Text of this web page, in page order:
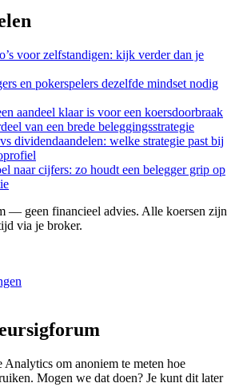
voor zelfstandigen: kijk verder dan je
en pokerspelers dezelfde mindset nodig
aandeel klaar is voor een koersdoorbraak
van een brede beleggingsstrategie
dividendaandelen: welke strategie past bij
naar cijfers: zo houdt een belegger grip op
— geen financieel advies. Alle koersen zijn
via je broker.
om anoniem te meten hoe
Mogen we dat doen? Je kunt dit later